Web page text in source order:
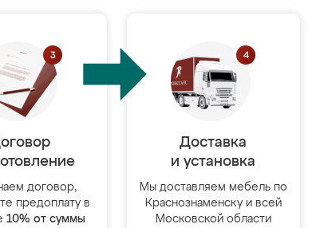
договор,
предоплату в
10% от суммы
Доставка
и установка
Мы доставляем мебель по
Краснознаменску и всей
Московской области